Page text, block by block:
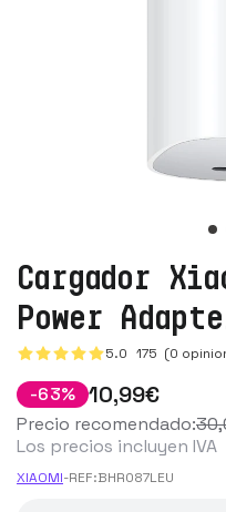
Cargador
Power
5.0 175 (0
-63% 10,99€
Precio recomendado:30
Los precios incluyen IVA
XIAOMI-REF:BHR087LEU